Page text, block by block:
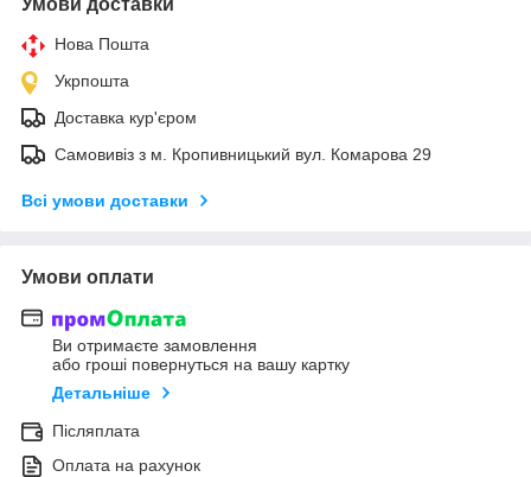
Нова Пошта
Укрпошта
Доставка кур'єром
Самовивіз з м. Кропивницький вул. Комарова 29
Всі умови доставки
Умови оплати
Ви отримаєте замовлення
або гроші повернуться на вашу картку
Детальніше
Післяплата
Оплата на рахунок